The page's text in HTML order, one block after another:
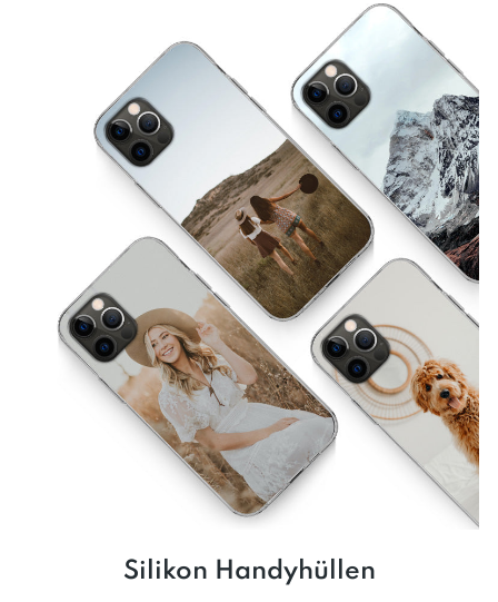
Silikon Handyhüllen